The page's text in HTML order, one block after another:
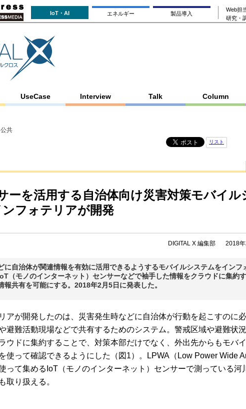
IoT・AI エネルギー 製品導入
Web担
研究・
UseCase Interview Talk Column
公共
リスト
ーを活用する自治体向け災害対策モバイル
フォテリアが開発
DIGITAL X 編集部 2018
に自治体が関連情報を有効に活用できるようするモバイルシステムをインフ
（モノのインターネット）センサーなどで袖手した情報をクラウドに集約
報共有を可能にする。2018年2月5日に発表した。
アが開発したのは、災害発生時などに自治体が行動を起こすのに
避難活動現場などで共有するためのシステム。警戒区域や避難状
ウドに集約することで、対策本部だけでなく、外出先からもモバ
使って確認できるようにした（図1）。LPWA（Low Power Wide
って集めるIoT（モノのインターネット）センサーで測っている河
取り扱える。